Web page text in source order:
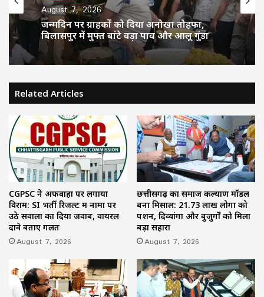
August 7, 2026
जन्मदिन पर ग्राहकों को दिया अनोखा तोहफा,
बिलासपुर में मुफ्त बांटे वड़ा पाव और आलू गुंडा
Related Articles
CGPSC ने अफवाहों पर लगाया
विराम: SI भर्ती रिजल्ट में नामों पर
उठे सवालों का दिया जवाब, वायरल
दावे बताए गलत
August 7, 2026
छत्तीसगढ़ का समाज कल्याण मॉडल
बना मिसाल: 21.73 लाख लोगों को
पेंशन, दिव्यांगों और बुजुर्गों को मिला
बड़ा सहारा
August 7, 2026